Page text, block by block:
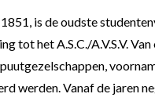
1851, is de oudste
tot het A.S.C./A.V.S.V.
werden. Vanaf de jaren